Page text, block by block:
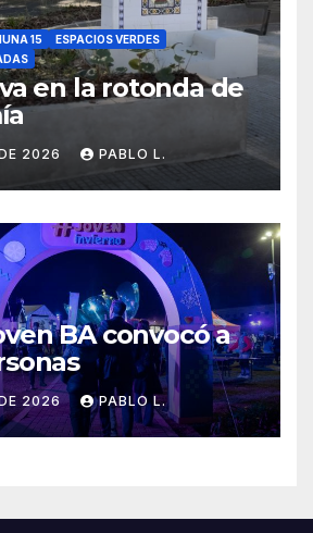
15
ESPACIOS VERDES
en la rotonda de
2026 PABLO L.
BA convocó a
2026 PABLO L.